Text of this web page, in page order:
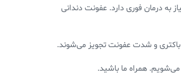
به درمان فوری دارد. عفونت دندانی
باکتری و شدت عفونت تجویز می‌شوند.
می‌شویم. همراه ما باشید.